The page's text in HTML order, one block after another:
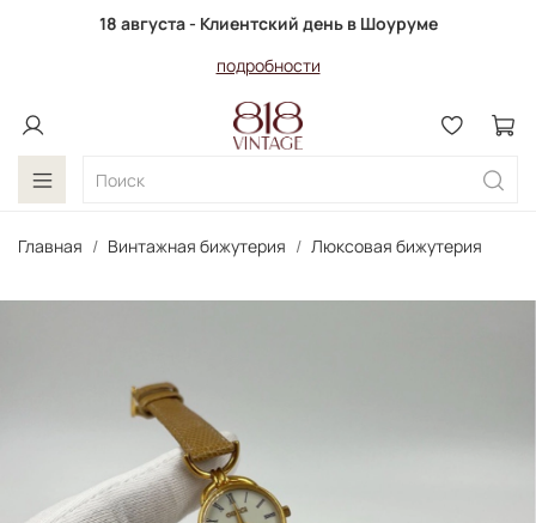
18 августа - Клиентский день в Шоуруме
подробности
Главная Винтажная бижутерия Люксовая бижутерия